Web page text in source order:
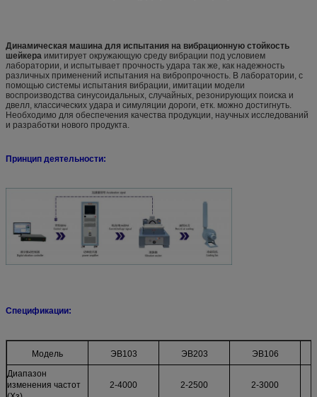
Динамическая машина для испытания на вибрационную стойкость
шейкера имитирует окружающую среду вибрации под условием
лаборатории, и испытывает прочность удара так же, как надежность
различных применений испытания на вибропрочность. В лаборатории, с
помощью системы испытания вибрации, имитации модели
воспроизводства синусоидальных, случайных, резонирующих поиска и
двелл, классических удара и симуляции дороги, етк. можно достигнуть.
Необходимо для обеспечения качества продукции, научных исследований
и разработки нового продукта.
Принцип деятельности:
Спецификации:
Модель ЭВ103 ЭВ203
ЭВ106
Диапазон
изменения частот
2-4000 2-2500 2-3000